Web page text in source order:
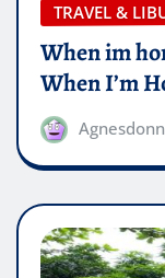
TRAVEL &
When im
When I’m